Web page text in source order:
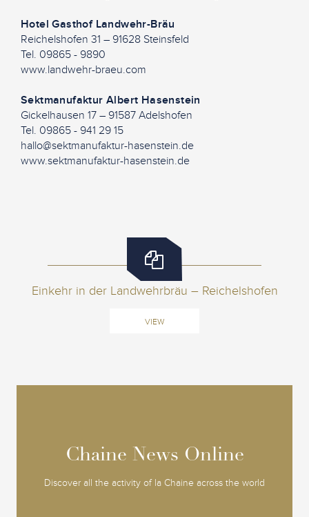
Hotel Gasthof Landwehr-Bräu
Reichelshofen 31 – 91628 Steinsfeld
Tel. 09865 - 9890
www.landwehr-braeu.com
Sektmanufaktur Albert Hasenstein
Gickelhausen 17 – 91587 Adelshofen
Tel. 09865 - 941 29 15
hallo@sektmanufaktur-hasenstein.de
www.sektmanufaktur-hasenstein.de
Einkehr in der Landwehrbräu – Reichelshofen
VIEW
Chaine News Online
Discover all the activity of la Chaine across the world
Chaine News Online